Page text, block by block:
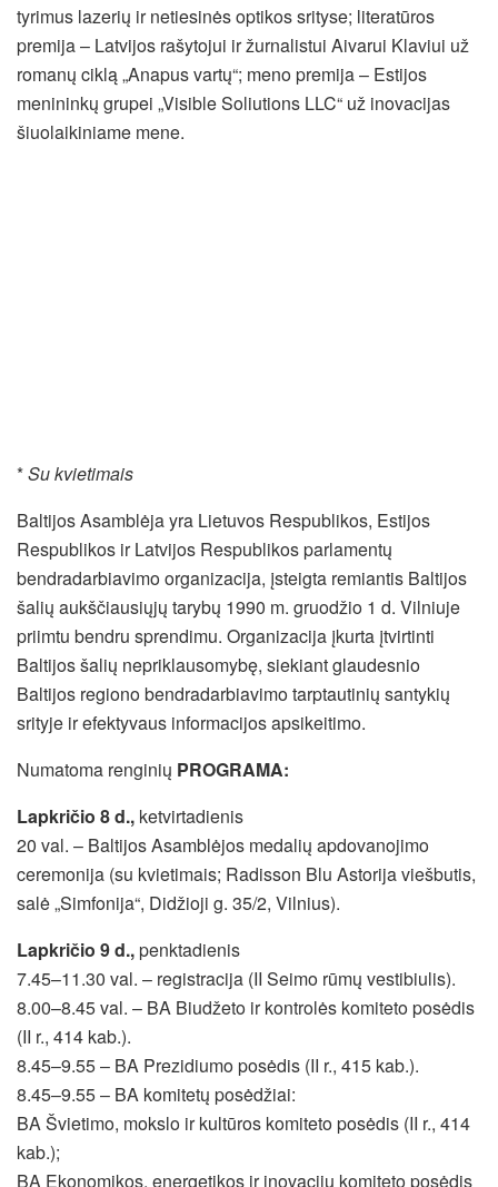
tyrimus lazerių ir netiesinės optikos srityse; literatūros
premija – Latvijos rašytojui ir žurnalistui Aivarui Klaviui už
romanų ciklą „Anapus vartų“; meno premija – Estijos
menininkų grupei „Visible Soliutions LLC“ už inovacijas
šiuolaikiniame mene.
*Su kvietimais
Baltijos Asamblėja yra Lietuvos Respublikos, Estijos
Respublikos ir Latvijos Respublikos parlamentų
bendradarbiavimo organizacija, įsteigta remiantis Baltijos
šalių aukščiausiųjų tarybų 1990 m. gruodžio 1 d. Vilniuje
priimtu bendru sprendimu. Organizacija įkurta įtvirtinti
Baltijos šalių nepriklausomybę, siekiant glaudesnio
Baltijos regiono bendradarbiavimo tarptautinių santykių
srityje ir efektyvaus informacijos apsikeitimo.
Numatoma renginių PROGRAMA:
Lapkričio 8 d., ketvirtadienis
20 val. – Baltijos Asamblėjos medalių apdovanojimo
ceremonija (su kvietimais; Radisson Blu Astorija viešbutis,
salė „Simfonija“, Didžioji g. 35/2, Vilnius).
Lapkričio 9 d.,penktadienis
7.45–11.30 val. – registracija (II Seimo rūmų vestibiulis).
8.00–8.45 val. – BA Biudžeto ir kontrolės komiteto posėdis
(II r., 414 kab.).
8.45–9.55 – BA Prezidiumo posėdis (II r., 415 kab.).
8.45–9.55 – BA komitetų posėdžiai:
BA Švietimo, mokslo ir kultūros komiteto posėdis (II r., 414
kab.);
BA Ekonomikos, energetikos ir inovacijų komiteto posėdis